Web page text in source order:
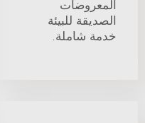
المعروضات
الصديقة للبيئة
خدمة شاملة.